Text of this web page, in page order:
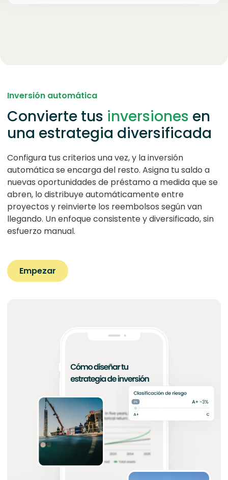
Inversión automática
Convierte tus inversiones en
una estrategia diversificada
Configura tus criterios una vez, y la inversión
automática se encarga del resto. Asigna tu saldo a
nuevas oportunidades de préstamo a medida que se
abren, lo distribuye automáticamente entre
proyectos y reinvierte los reembolsos según van
llegando. Un enfoque consistente y diversificado, sin
esfuerzo manual.
Empezar